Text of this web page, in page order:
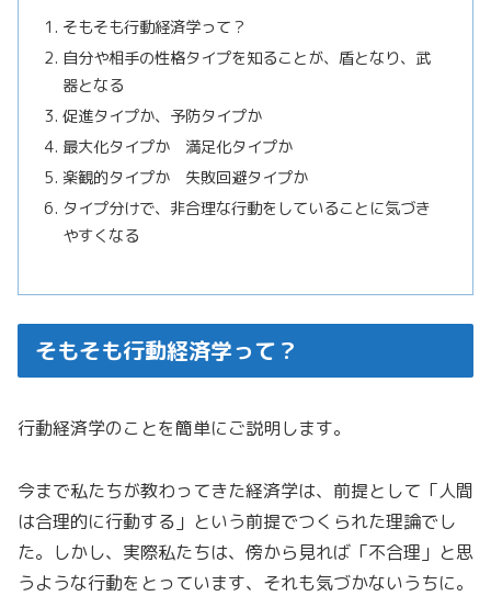
そもそも行動経済学って？
自分や相手の性格タイプを知ることが、盾となり、武
器となる
促進タイプか、予防タイプか
最大化タイプか 満足化タイプか
楽観的タイプか 失敗回避タイプか
タイプ分けで、非合理な行動をしていることに気づき
やすくなる
そもそも行動経済学って？
行動経済学のことを簡単にご説明します。
今まで私たちが教わってきた経済学は、前提として「人間
は合理的に行動する」という前提でつくられた理論でし
た。しかし、実際私たちは、傍から見れば「不合理」と思
うような行動をとっています、それも気づかないうちに。